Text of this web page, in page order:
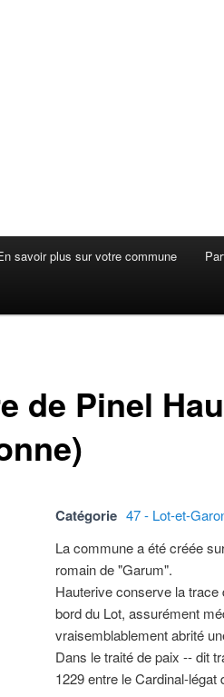
savoir plus sur votre commune
de Pinel
Catégorie 47 - Lot-et-
La commune a été créée
romain de "Garum".
Hauterive conserve la
bord du Lot, assurément
vraisemblablement abrité
Dans le traité de paix -- dit
1229 entre le Cardinal-légat